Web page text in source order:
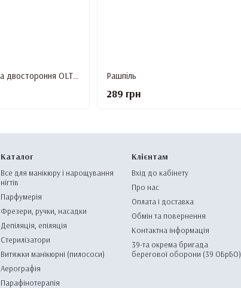
Рашпіль
289 грн
Каталог
Все для манікюру і нарощування
нігтів
Парфумерія
Фрезери, ручки, насадки
Депіляція, епіляція
Стерилізатори
Витяжки манікюрні (пилососи)
Аерографія
Парафінотерапія
Клієнтам
Вхід до кабінету
Про нас
Оплата і доставка
Обмін та повернення
Контактна інформація
39-та окрема бригада
берегової оборони (39 ОБрБО)